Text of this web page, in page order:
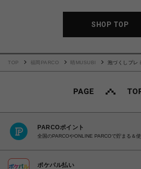
SHOP TOP
TOP 福岡PARCO 晴MUSUBI 泡づくしプレ
PARCOポイント
全国のPARCOやONLINE PARCOで貯まる＆
ポケパル払い